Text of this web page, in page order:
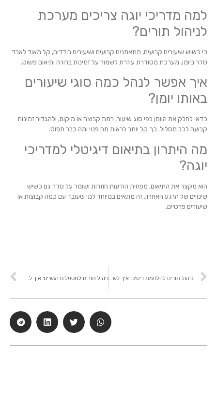
למה מדריכי יוגה צריכים מערכת
לניהול תורים?
כי כשיש שיעורים קבועים, מתאמנים קבועים ושיעורים בודדים, קל מאוד לאבד
סדר ביומן. מערכת מסודרת עוזרת לשמור על זמינות ברורה ותיאום פשוט.
איך אפשר לנהל כמה סוגי שיעורים
באותו יומן?
כדאי לחלק את היומן לפי סוג שיעור, רמת קבוצה או מיקום, ולהגדיר זמינות
קבועה לכל מסלול. כך קל יותר לראות מה פנוי ומה כבר תפוס.
מה היתרון בתיאום דיגיטלי למדריכי
יוגה?
הוא מקצר את התיאום, מפחית הודעות חוזרות ושומר על סדר גם כשיש
שינויים של הרגע האחרון. זה מתאים במיוחד למי שעובד עם כמה קבוצות או
שיעורים פרטיים.